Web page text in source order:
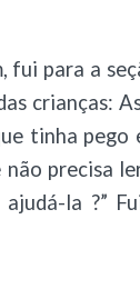
fui para a
crianças:
tinha
precisa
la ?”